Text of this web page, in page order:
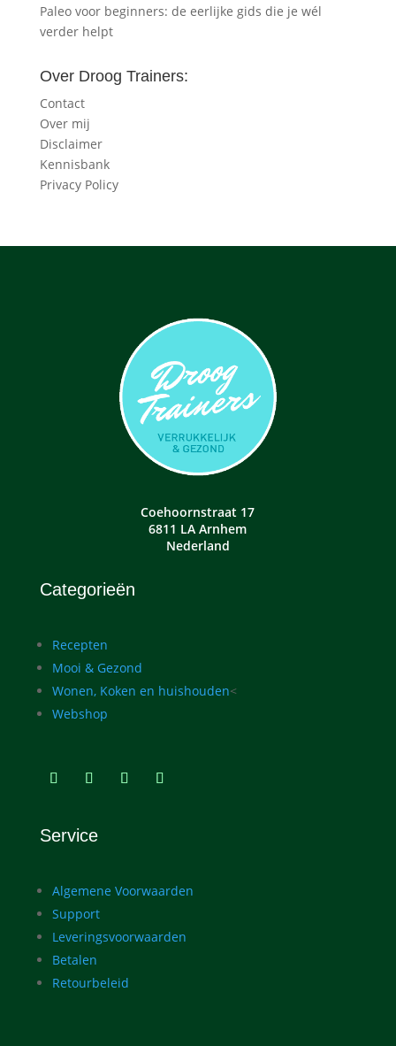
Paleo voor beginners: de eerlijke gids die je wél
verder helpt
Over Droog Trainers:
Contact
Over mij
Disclaimer
Kennisbank
Privacy Policy
Coehoornstraat 17
6811 LA Arnhem
Nederland
Categorieën
Recepten
Mooi & Gezond
Wonen, Koken en huishouden<
Webshop
Service
Algemene Voorwaarden
Support
Leveringsvoorwaarden
Betalen
Retourbeleid